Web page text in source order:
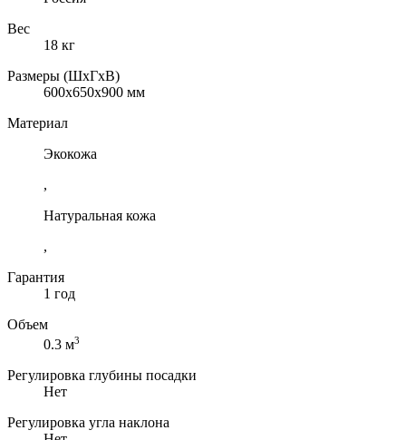
Вес
18 кг
Размеры (ШхГхВ)
600x650x900 мм
Материал
Экокожа
,
Натуральная кожа
,
Гарантия
1 год
Объем
0.3 м3
Регулировка глубины посадки
Нет
Регулировка угла наклона